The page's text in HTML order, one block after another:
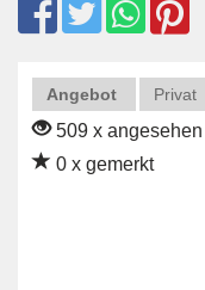
Angebot Privat
509 x angesehen
0 x gemerkt